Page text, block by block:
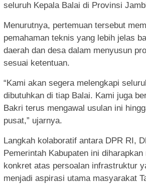
seluruh Kepala Balai di Provinsi
Menurutnya, pertemuan tersebut
pemahaman teknis yang lebih jelas
daerah dan desa dalam menyusun
sesuai ketentuan.
“Kami akan segera melengkapi
dibutuhkan di tiap Balai. Kami juga
Bakri terus mengawal usulan ini
pusat,” ujarnya.
Langkah kolaboratif antara DPR RI,
Pemerintah Kabupaten ini
konkret atas persoalan infrastruktur
menjadi aspirasi utama masyarakat